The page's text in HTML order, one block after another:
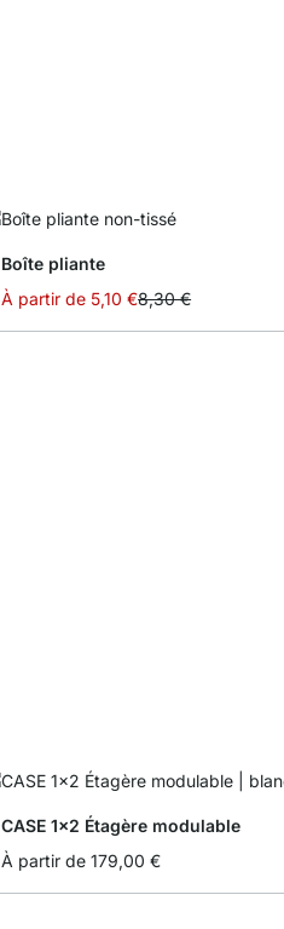
Boîte pliante
À partir de 5,10 €8,30 €
CASE 1x2 Étagère modulable
À partir de 179,00 €